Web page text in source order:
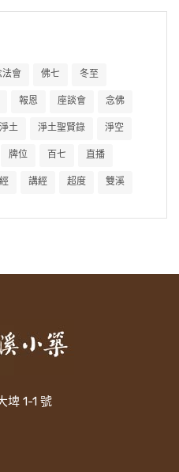
只是覺得這樣是這個故
得力於我們淨老和尚
得一點這個道理，知
偶然發生的，從小母
，教得不對，所以她
兒比教兒子重要，印光
這些工作，她辦事能
兒女就不行了。所以
《弟子規》都講得很
，你再來看這個，你
在哪裡；不然你這樣
另外在內部，當然你
有人維護，要管理，
這個是外面來造成殿
自己出家眾沒有去維
荒廢，外面來侵佔你
所以我們學習這一條
嚴的地方，四眾弟子
，讓這個佛法不斷的
障潛知遙止之』，
她們面對面去見面，
觸女人這條戒，這個
師對這個公案的讚
人，道林法師是唐朝
不說法，似矯枉過正。
德，這個公案，
法，但是要莊重不可
嘻笑，笑到牙齒都露
不能說太多，在儒家
沒有成就，地獄就先
，如果不如法，的確
，就是福沒有修到，
業。『豈虛言哉』，
行的，我看到的是
我們師父上人叫我跟
出家第二天，我們都
我們煮。我們，日常
法會 佛七 冬至
報恩 座談會 念佛
淨土 淨土聖賢錄 淨空
牌位 百七 直播
講經 超度 雙溪
埤 1-1 號